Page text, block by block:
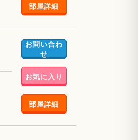
部屋詳細
お問い合わ
せ
お気に入り
部屋詳細